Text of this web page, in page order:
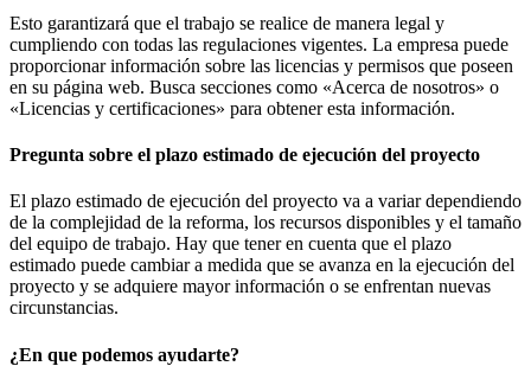
Esto garantizará que el trabajo se realice de manera legal y
cumpliendo con todas las regulaciones vigentes. La empresa puede
proporcionar información sobre las licencias y permisos que poseen
en su página web. Busca secciones como «Acerca de nosotros» o
«Licencias y certificaciones» para obtener esta información.
Pregunta sobre el plazo estimado de ejecución del proyecto
El plazo estimado de ejecución del proyecto va a variar dependiendo
de la complejidad de la reforma, los recursos disponibles y el tamaño
del equipo de trabajo. Hay que tener en cuenta que el plazo
estimado puede cambiar a medida que se avanza en la ejecución del
proyecto y se adquiere mayor información o se enfrentan nuevas
circunstancias.
¿En que podemos ayudarte?